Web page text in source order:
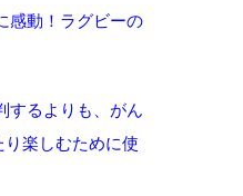
感動！ラグビーの
するよりも、がん
楽しむために使